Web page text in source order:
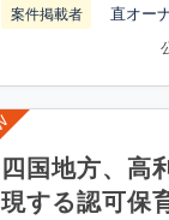
案件掲載者 直オー
四国地方、高
現する認可保